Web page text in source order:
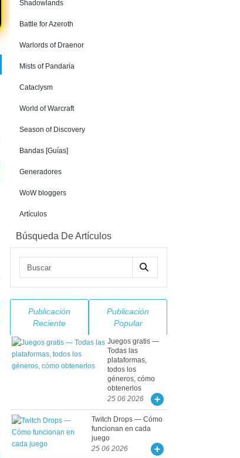
Shadowlands
Battle for Azeroth
Warlords of Draenor
Mists of Pandaria
Cataclysm
World of Warcraft
Season of Discovery
Bandas [Guías]
Generadores
WoW bloggers
Artículos
Búsqueda De Artículos
Publicación
Reciente
Publicación
Popular
Juegos gratis —
Todas las
plataformas,
todos los
géneros, cómo
obtenerlos
25 06 2026
Twitch Drops — Cómo
funcionan en cada
juego
25 06 2026